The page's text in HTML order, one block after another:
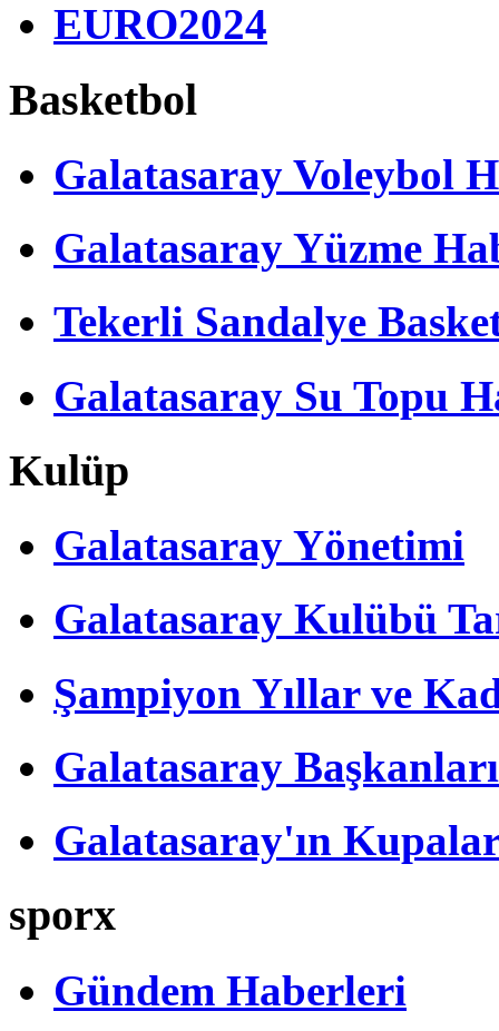
EURO2024
Basketbol
Galatasaray Voleybol
Galatasaray Yüzme
Tekerli Sandalye
Galatasaray Su Topu
Kulüp
Galatasaray Yönetimi
Galatasaray Kulübü
Şampiyon Yıllar ve
Galatasaray Başkanları
Galatasaray'ın
sporx
Gündem Haberleri